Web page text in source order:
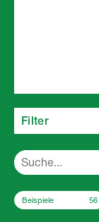
Filter
Beispiele